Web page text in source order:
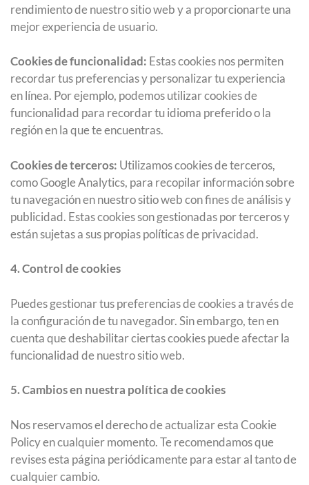
rendimiento de nuestro sitio web y a proporcionarte una
mejor experiencia de usuario.
Cookies de funcionalidad: Estas cookies nos permiten
recordar tus preferencias y personalizar tu experiencia
en línea. Por ejemplo, podemos utilizar cookies de
funcionalidad para recordar tu idioma preferido o la
región en la que te encuentras.
Cookies de terceros: Utilizamos cookies de terceros,
como Google Analytics, para recopilar información sobre
tu navegación en nuestro sitio web con fines de análisis y
publicidad. Estas cookies son gestionadas por terceros y
están sujetas a sus propias políticas de privacidad.
4. Control de cookies
Puedes gestionar tus preferencias de cookies a través de
la configuración de tu navegador. Sin embargo, ten en
cuenta que deshabilitar ciertas cookies puede afectar la
funcionalidad de nuestro sitio web.
5. Cambios en nuestra política de cookies
Nos reservamos el derecho de actualizar esta Cookie
Policy en cualquier momento. Te recomendamos que
revises esta página periódicamente para estar al tanto de
cualquier cambio.